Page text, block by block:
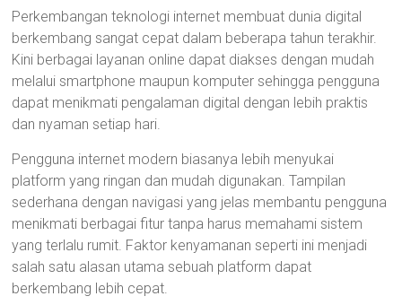
Perkembangan teknologi internet membuat dunia digital
berkembang sangat cepat dalam beberapa tahun terakhir.
Kini berbagai layanan online dapat diakses dengan mudah
melalui smartphone maupun komputer sehingga pengguna
dapat menikmati pengalaman digital dengan lebih praktis
dan nyaman setiap hari.
Pengguna internet modern biasanya lebih menyukai
platform yang ringan dan mudah digunakan. Tampilan
sederhana dengan navigasi yang jelas membantu pengguna
menikmati berbagai fitur tanpa harus memahami sistem
yang terlalu rumit. Faktor kenyamanan seperti ini menjadi
salah satu alasan utama sebuah platform dapat
berkembang lebih cepat.